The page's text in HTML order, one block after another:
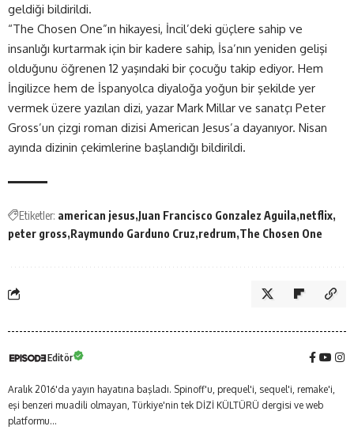
geldiği bildirildi.
“The Chosen One”ın hikayesi, İncil’deki güçlere sahip ve
insanlığı kurtarmak için bir kadere sahip, İsa’nın yeniden gelişi
olduğunu öğrenen 12 yaşındaki bir çocuğu takip ediyor. Hem
İngilizce hem de İspanyolca diyaloğa yoğun bir şekilde yer
vermek üzere yazılan dizi, yazar Mark Millar ve sanatçı Peter
Gross’un çizgi roman dizisi American Jesus’a dayanıyor. Nisan
ayında dizinin çekimlerine başlandığı bildirildi.
Etiketler: american jesus Juan Francisco Gonzalez Aguila netflix
peter gross Raymundo Garduno Cruz redrum The Chosen One
Editör
Aralık 2016'da yayın hayatına başladı. Spinoff'u, prequel'i, sequel'i, remake'i,
eşi benzeri muadili olmayan, Türkiye'nin tek DİZİ KÜLTÜRÜ dergisi ve web
platformu...